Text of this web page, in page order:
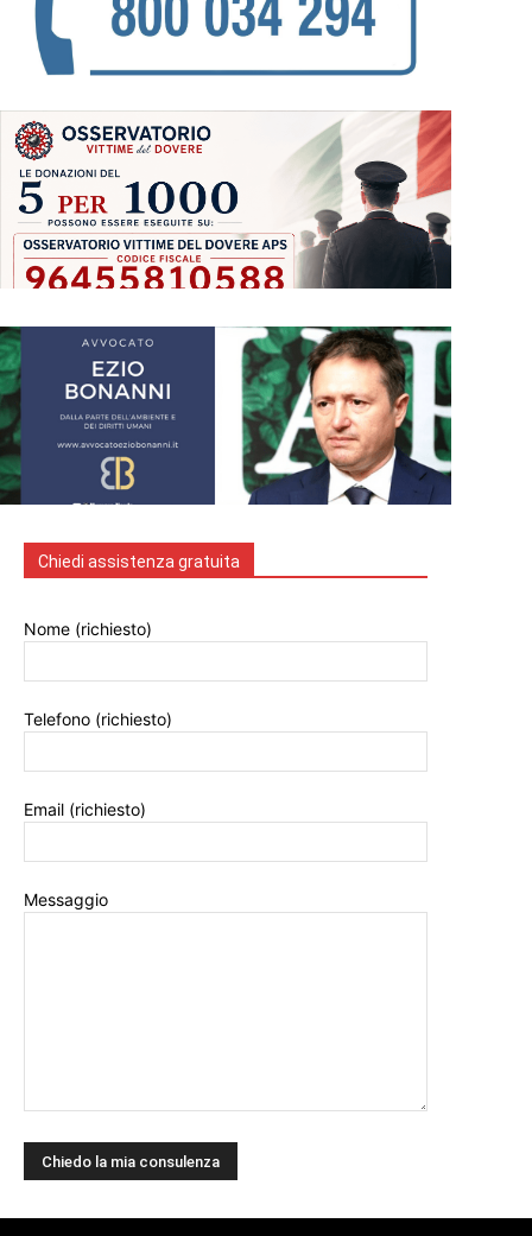
Chiedi assistenza gratuita
Nome (richiesto)
Telefono (richiesto)
Email (richiesto)
Messaggio